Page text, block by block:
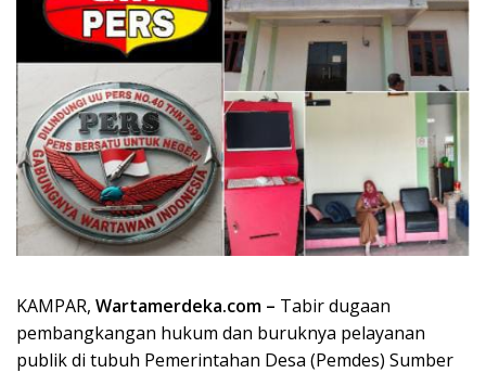
KAMPAR, Wartamerdeka.com – Tabir dugaan
pembangkangan hukum dan buruknya pelayanan
publik di tubuh Pemerintahan Desa (Pemdes) Sumber